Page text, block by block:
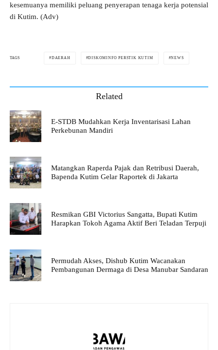
kesemuanya memiliki peluang penyerapan tenaga kerja potensial
di Kutim. (Adv)
TAGS DAERAH DISKOMINFO PERSTIK KUTIM NEWS
Related
E-STDB Mudahkan Kerja Inventarisasi Lahan
Perkebunan Mandiri
Matangkan Raperda Pajak dan Retribusi Daerah,
Bapenda Kutim Gelar Raportek di Jakarta
Resmikan GBI Victorius Sangatta, Bupati Kutim
Harapkan Tokoh Agama Aktif Beri Teladan Terpuji
Permudah Akses, Dishub Kutim Wacanakan
Pembangunan Dermaga di Desa Manubar Sandaran